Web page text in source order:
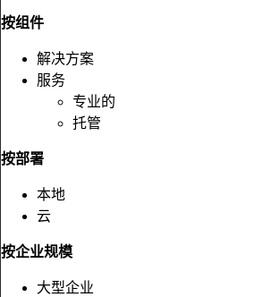
按组件
解决方案
服务
专业的
托管
按部署
本地
云
按企业规模
大型企业